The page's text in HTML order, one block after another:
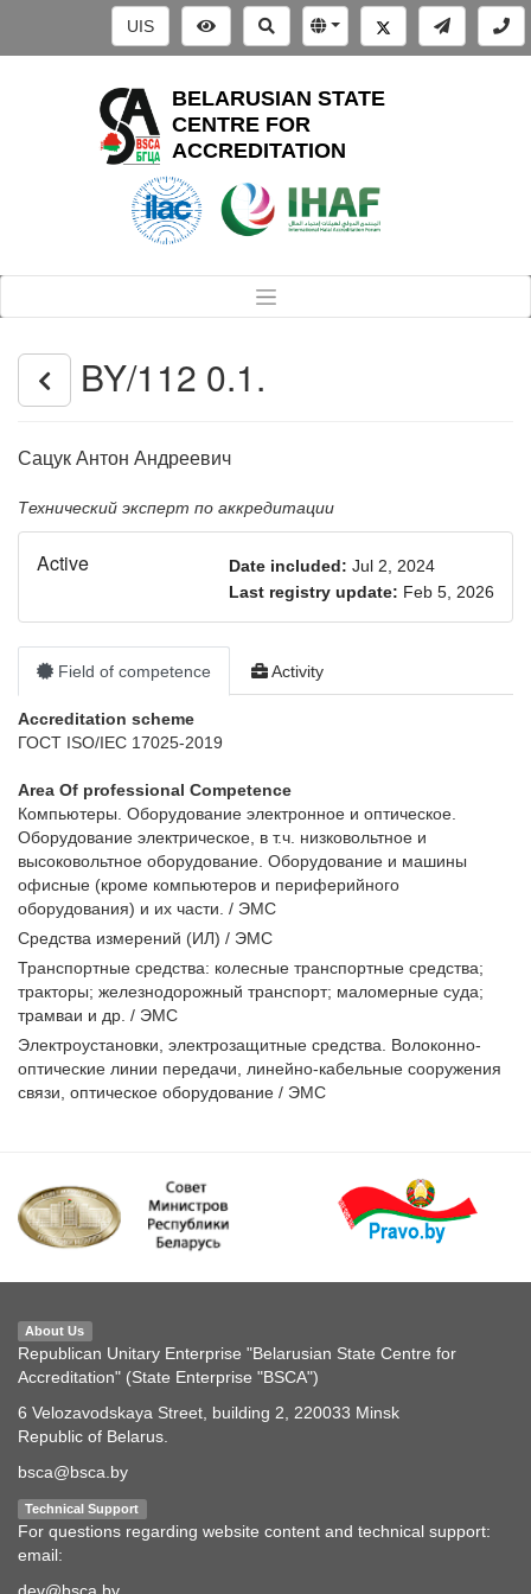
UIS
BELARUSIAN STATE
CENTRE FOR
ACCREDITATION
BY/112 0.1.
Сацук Антон Андреевич
Технический эксперт по аккредитации
Active Date included: Jul 2, 2024
Last registry update: Feb 5, 2026
Field of competence Activity
Accreditation scheme
ГОСТ ISO/IEC 17025-2019
Area Of ​​professional Competence
Компьютеры. Оборудование электронное и оптическое.
Оборудование электрическое, в т.ч. низковольтное и
высоковольтное оборудование. Оборудование и машины
офисные (кроме компьютеров и периферийного
оборудования) и их части. / ЭМС
Средства измерений (ИЛ) / ЭМС
Транспортные средства: колесные транспортные средства;
тракторы; железнодорожный транспорт; маломерные суда;
трамваи и др. / ЭМС
Электроустановки, электрозащитные средства. Волоконно-
оптические линии передачи, линейно-кабельные сооружения
связи, оптическое оборудование / ЭМС
About Us
Republican Unitary Enterprise "Belarusian State Centre for
Accreditation" (State Enterprise "BSCA")
6 Velozavodskaya Street, building 2, 220033 Minsk
Republic of Belarus.
bsca@bsca.by
Technical Support
For questions regarding website content and technical support:
email: